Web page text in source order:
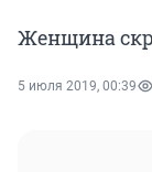
Женщина
5 июля 2019, 00:39